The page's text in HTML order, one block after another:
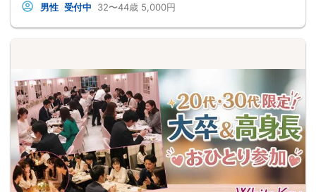
男性 受付中 32〜44歳 5,000円